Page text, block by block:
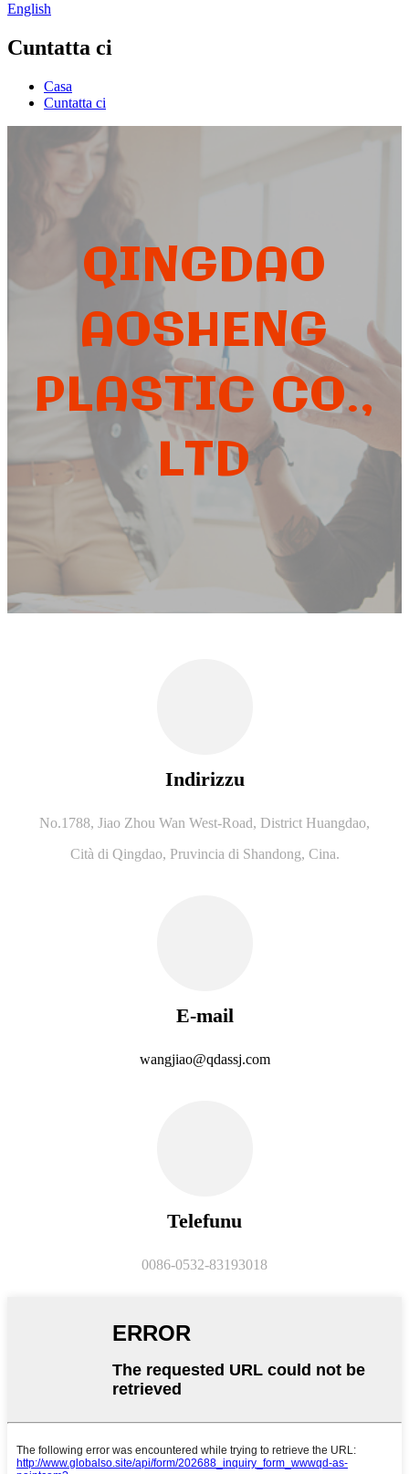
English
Cuntatta ci
Casa
Cuntatta ci
QINGDAO
AOSHENG
PLASTIC CO.,
LTD
Indirizzu
No.1788, Jiao Zhou Wan West-Road, District Huangdao,
Cità ​​di Qingdao, Pruvincia di Shandong, Cina.
E-mail
wangjiao@qdassj.com
Telefunu
0086-0532-83193018